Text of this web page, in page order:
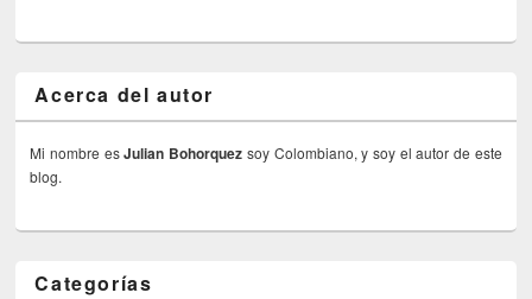
Acerca del autor
Mi nombre esJulian Bohorquez soy Colombiano, y soy el autor de este
blog.
Categorías